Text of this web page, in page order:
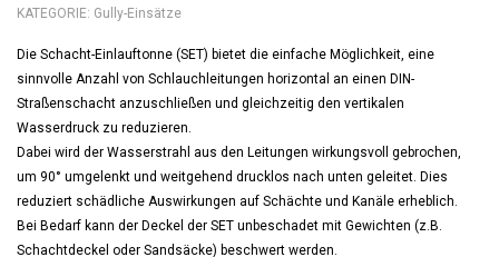
KATEGORIE: Gully-Einsätze
Die Schacht-Einlauftonne (SET) bietet die einfache Möglichkeit, eine
sinnvolle Anzahl von Schlauchleitungen horizontal an einen DIN-
Straßenschacht anzuschließen und gleichzeitig den vertikalen
Wasserdruck zu reduzieren.
Dabei wird der Wasserstrahl aus den Leitungen wirkungsvoll gebrochen,
um 90° umgelenkt und weitgehend drucklos nach unten geleitet. Dies
reduziert schädliche Auswirkungen auf Schächte und Kanäle erheblich.
Bei Bedarf kann der Deckel der SET unbeschadet mit Gewichten (z.B.
Schachtdeckel oder Sandsäcke) beschwert werden.